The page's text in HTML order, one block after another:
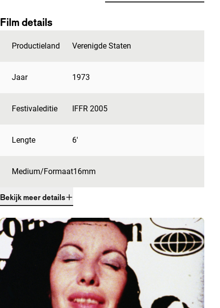
Film details
Productieland Verenigde Staten
Jaar 1973
Festivaleditie IFFR 2005
Lengte 6'
Medium/Formaat16mm
Bekijk meer details